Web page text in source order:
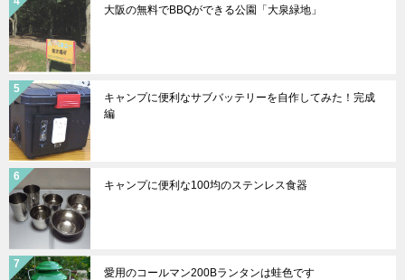
大阪の無料でBBQができる公園「大泉緑地」
キャンプに便利なサブバッテリーを自作してみた！完成
編
キャンプに便利な100均のステンレス食器
愛用のコールマン200Bランタンは蛙色です